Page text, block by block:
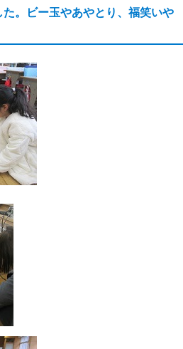
。ビー玉やあやとり、福笑いや